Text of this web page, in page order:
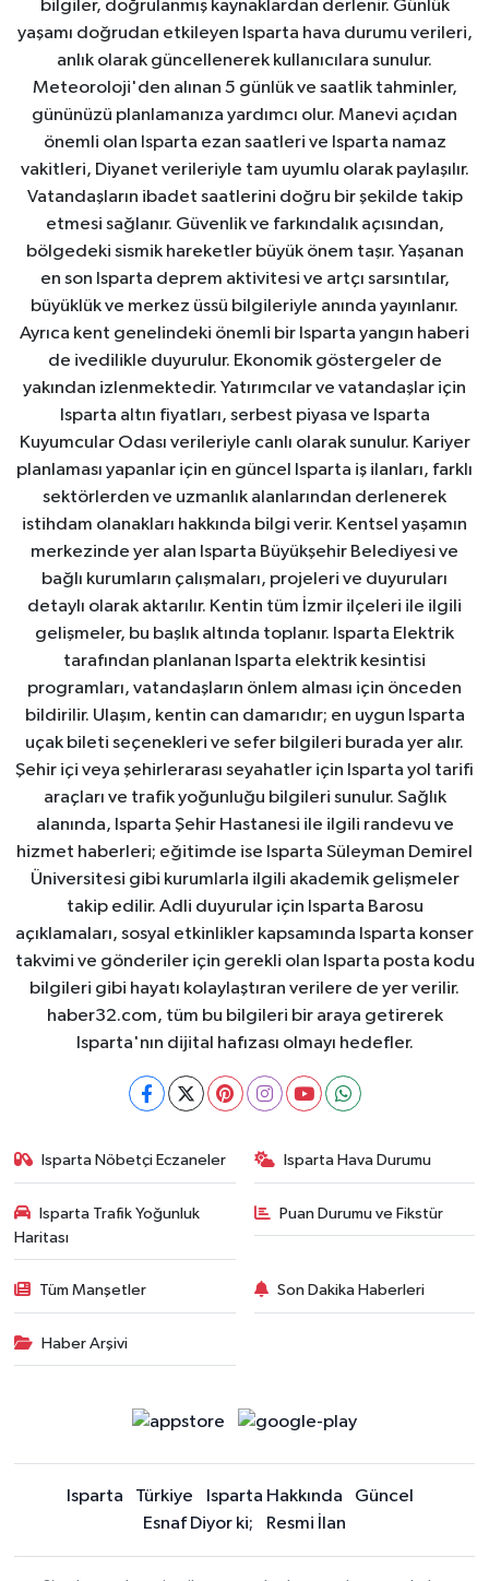
bilgiler, doğrulanmış kaynaklardan derlenir. Günlük
yaşamı doğrudan etkileyen Isparta hava durumu verileri,
anlık olarak güncellenerek kullanıcılara sunulur.
Meteoroloji'den alınan 5 günlük ve saatlik tahminler,
gününüzü planlamanıza yardımcı olur. Manevi açıdan
önemli olan Isparta ezan saatleri ve Isparta namaz
vakitleri, Diyanet verileriyle tam uyumlu olarak paylaşılır.
Vatandaşların ibadet saatlerini doğru bir şekilde takip
etmesi sağlanır. Güvenlik ve farkındalık açısından,
bölgedeki sismik hareketler büyük önem taşır. Yaşanan
en son Isparta deprem aktivitesi ve artçı sarsıntılar,
büyüklük ve merkez üssü bilgileriyle anında yayınlanır.
Ayrıca kent genelindeki önemli bir Isparta yangın haberi
de ivedilikle duyurulur. Ekonomik göstergeler de
yakından izlenmektedir. Yatırımcılar ve vatandaşlar için
Isparta altın fiyatları, serbest piyasa ve Isparta
Kuyumcular Odası verileriyle canlı olarak sunulur. Kariyer
planlaması yapanlar için en güncel Isparta iş ilanları, farklı
sektörlerden ve uzmanlık alanlarından derlenerek
istihdam olanakları hakkında bilgi verir. Kentsel yaşamın
merkezinde yer alan Isparta Büyükşehir Belediyesi ve
bağlı kurumların çalışmaları, projeleri ve duyuruları
detaylı olarak aktarılır. Kentin tüm İzmir ilçeleri ile ilgili
gelişmeler, bu başlık altında toplanır. Isparta Elektrik
tarafından planlanan Isparta elektrik kesintisi
programları, vatandaşların önlem alması için önceden
bildirilir. Ulaşım, kentin can damarıdır; en uygun Isparta
uçak bileti seçenekleri ve sefer bilgileri burada yer alır.
Şehir içi veya şehirlerarası seyahatler için Isparta yol tarifi
araçları ve trafik yoğunluğu bilgileri sunulur. Sağlık
alanında, Isparta Şehir Hastanesi ile ilgili randevu ve
hizmet haberleri; eğitimde ise Isparta Süleyman Demirel
Üniversitesi gibi kurumlarla ilgili akademik gelişmeler
takip edilir. Adli duyurular için Isparta Barosu
açıklamaları, sosyal etkinlikler kapsamında Isparta konser
takvimi ve gönderiler için gerekli olan Isparta posta kodu
bilgileri gibi hayatı kolaylaştıran verilere de yer verilir.
haber32.com, tüm bu bilgileri bir araya getirerek
Isparta'nın dijital hafızası olmayı hedefler.
Isparta Nöbetçi Eczaneler Isparta Hava Durumu
Isparta Trafik Yoğunluk
Haritası
Puan Durumu ve Fikstür
Tüm Manşetler Son Dakika Haberleri
Haber Arşivi
Isparta Türkiye Isparta Hakkında
Güncel
Esnaf Diyor ki;
Resmi İlan